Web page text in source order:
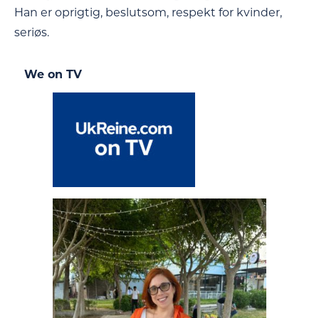
Han er oprigtig, beslutsom, respekt for kvinder,
seriøs.
We on TV